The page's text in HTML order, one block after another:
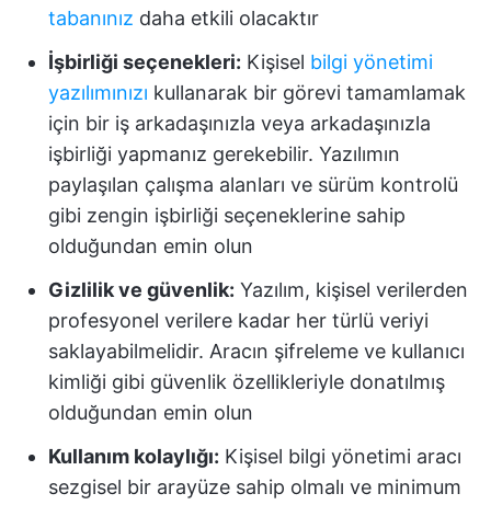
tabanınız daha etkili olacaktır
İşbirliği seçenekleri: Kişisel bilgi yönetimi
yazılımınızı kullanarak bir görevi tamamlamak
için bir iş arkadaşınızla veya arkadaşınızla
işbirliği yapmanız gerekebilir. Yazılımın
paylaşılan çalışma alanları ve sürüm kontrolü
gibi zengin işbirliği seçeneklerine sahip
olduğundan emin olun
Gizlilik ve güvenlik: Yazılım, kişisel verilerden
profesyonel verilere kadar her türlü veriyi
saklayabilmelidir. Aracın şifreleme ve kullanıcı
kimliği gibi güvenlik özellikleriyle donatılmış
olduğundan emin olun
Kullanım kolaylığı: Kişisel bilgi yönetimi aracı
sezgisel bir arayüze sahip olmalı ve minimum